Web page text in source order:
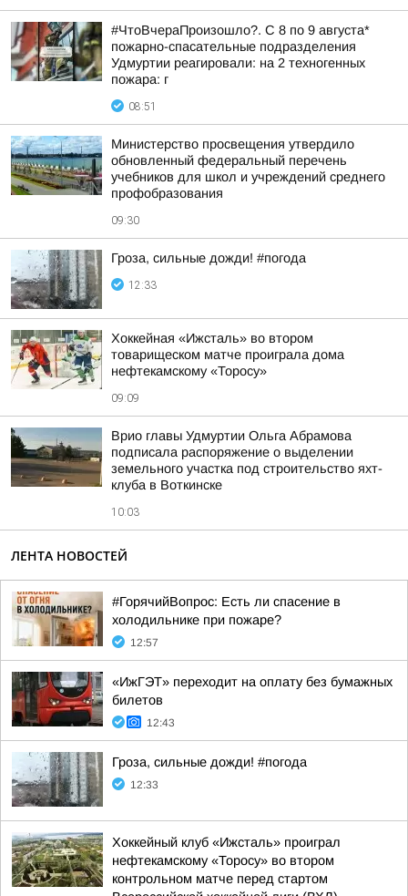
#ЧтоВчераПроизошло?. С 8 по 9 августа*
пожарно-спасательные подразделения
Удмуртии реагировали: на 2 техногенных
пожара: г
08:51
Министерство просвещения утвердило
обновленный федеральный перечень
учебников для школ и учреждений среднего
профобразования
09:30
Гроза, сильные дожди! #погода
12:33
Хоккейная «Ижсталь» во втором
товарищеском матче проиграла дома
нефтекамскому «Торосу»
09:09
Врио главы Удмуртии Ольга Абрамова
подписала распоряжение о выделении
земельного участка под строительство яхт-
клуба в Воткинске
10:03
ЛЕНТА НОВОСТЕЙ
#ГорячийВопрос: Есть ли спасение в
холодильнике при пожаре?
12:57
«ИжГЭТ» переходит на оплату без бумажных
билетов
12:43
Гроза, сильные дожди! #погода
12:33
Хоккейный клуб «Ижсталь» проиграл
нефтекамскому «Торосу» во втором
контрольном матче перед стартом